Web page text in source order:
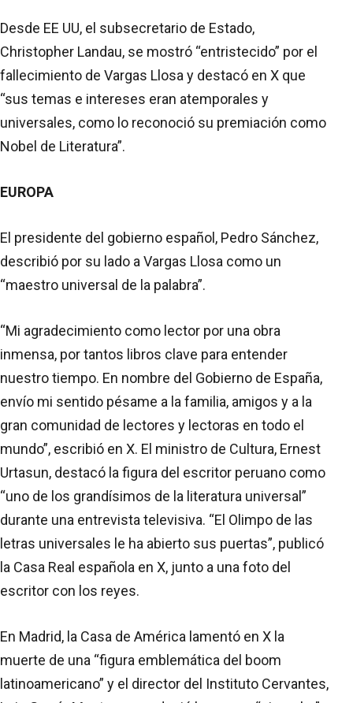
Desde EE UU, el subsecretario de Estado,
Christopher Landau, se mostró “entristecido” por el
fallecimiento de Vargas Llosa y destacó en X que
“sus temas e intereses eran atemporales y
universales, como lo reconoció su premiación como
Nobel de Literatura”.
EUROPA
El presidente del gobierno español, Pedro Sánchez,
describió por su lado a Vargas Llosa como un
“maestro universal de la palabra”.
“Mi agradecimiento como lector por una obra
inmensa, por tantos libros clave para entender
nuestro tiempo. En nombre del Gobierno de España,
envío mi sentido pésame a la familia, amigos y a la
gran comunidad de lectores y lectoras en todo el
mundo”, escribió en X. El ministro de Cultura, Ernest
Urtasun, destacó la figura del escritor peruano como
“uno de los grandísimos de la literatura universal”
durante una entrevista televisiva. “El Olimpo de las
letras universales le ha abierto sus puertas”, publicó
la Casa Real española en X, junto a una foto del
escritor con los reyes.
En Madrid, la Casa de América lamentó en X la
muerte de una “figura emblemática del boom
latinoamericano” y el director del Instituto Cervantes,